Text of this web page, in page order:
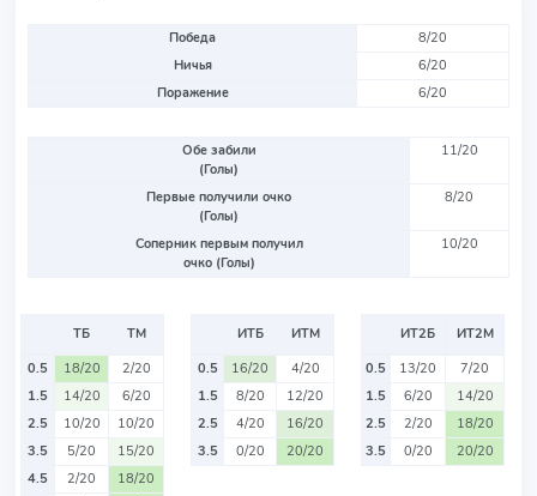
Победа
8/20
Ничья
6/20
Поражение
6/20
Обе забили
(Голы)
11/20
Первые получили очко
(Голы)
8/20
Соперник первым получил
очко (Голы)
10/20
ТБ
ТМ
0.5
18/20
2/20
1.5
14/20
6/20
2.5
10/20
10/20
3.5
5/20
15/20
4.5
2/20
18/20
ИТБ
ИТМ
0.5
16/20
4/20
1.5
8/20
12/20
2.5
4/20
16/20
3.5
0/20 20/20
ИТ2Б
ИТ2М
0.5
13/20
7/20
1.5
6/20
14/20
2.5
2/20
18/20
3.5
0/20 20/20